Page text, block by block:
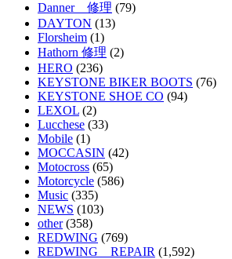
Danner 修理 (79)
DAYTON (13)
Florsheim (1)
Hathorn 修理 (2)
HERO (236)
KEYSTONE BIKER BOOTS (76)
KEYSTONE SHOE CO (94)
LEXOL (2)
Lucchese (33)
Mobile (1)
MOCCASIN (42)
Motocross (65)
Motorcycle (586)
Music (335)
NEWS (103)
other(358)
REDWING (769)
REDWING REPAIR (1,592)